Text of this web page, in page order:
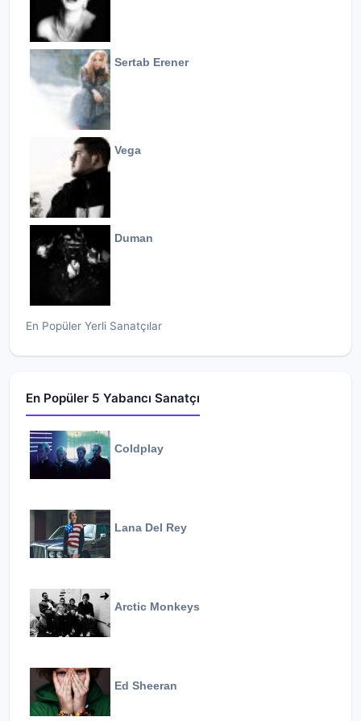
Sertab Erener
Vega
Duman
En Popüler Yerli Sanatçılar
En Popüler 5 Yabancı Sanatçı
Coldplay
Lana Del Rey
Arctic Monkeys
Ed Sheeran